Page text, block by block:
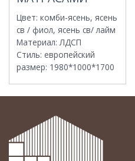
Цвет:комби-ясень, ясень
св / фиол, ясень св/ лайм
Материал:ЛДСП
Стиль: европейский
размер: 1980*1000*1700